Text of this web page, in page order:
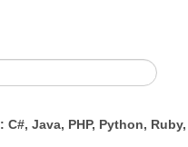
Java, PHP, Python, Ruby,